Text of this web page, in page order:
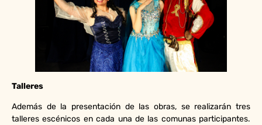
Talleres
Además de la presentación de las obras, se realizarán tres
talleres escénicos en cada una de las comunas participantes.